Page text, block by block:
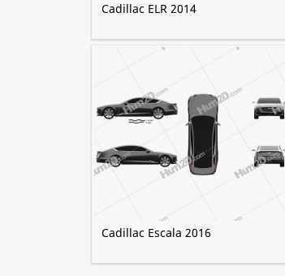
Cadillac ELR 2014
Cadillac Escala 2016